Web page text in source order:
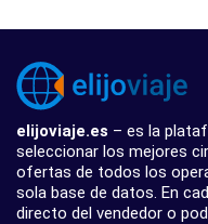
elijoviaje.es – es la
seleccionar los mejores
ofertas de todos los
sola base de datos. En
directo del vendedor o